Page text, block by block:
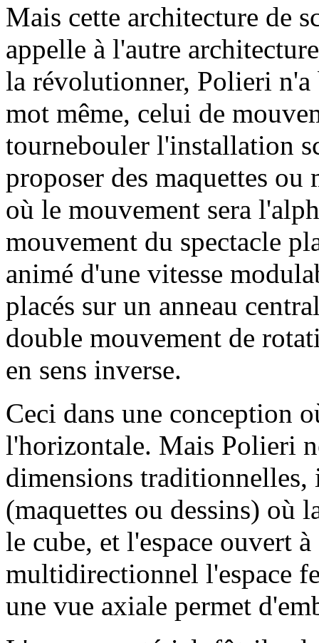
Mais cette architecture de
appelle à l'autre
la révolutionner, Polieri
mot même, celui de
tournebouler l'installation
proposer des maquettes
où le mouvement sera
mouvement du spectacle
animé d'une vitesse
placés sur un anneau
double mouvement de
en sens inverse.
Ceci dans une conception
l'horizontale. Mais Polieri
dimensions
(maquettes ou dessins) où
le cube, et l'espace ouvert
multidirectionnel l'espace
une vue axiale permet